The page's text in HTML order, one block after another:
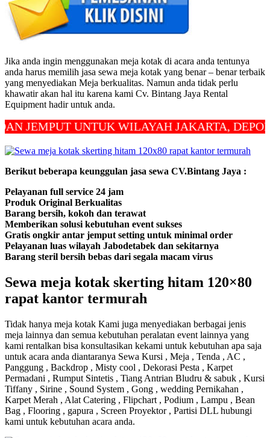
Jika anda ingin menggunakan meja kotak di acara anda tentunya
anda harus memilih jasa sewa meja kotak yang benar – benar terbaik
yang menyediakan Meja berkualitas. Namun anda tidak perlu
khawatir akan hal itu karena kami Cv. Bintang Jaya Rental
Equipment hadir untuk anda.
UNTUK WILAYAH JAKARTA, DEPOK
Berikut beberapa keunggulan jasa sewa CV.Bintang Jaya :
Pelayanan full service 24 jam
Produk Original Berkualitas
Barang bersih, kokoh dan terawat
Memberikan solusi kebutuhan event sukses
Gratis ongkir antar jemput setting untuk minimal order
Pelayanan luas wilayah Jabodetabek dan sekitarnya
Barang steril bersih bebas dari segala macam virus
Sewa meja kotak skerting hitam 120×80
rapat kantor termurah
Tidak hanya meja kotak Kami juga menyediakan berbagai jenis
meja lainnya dan semua kebutuhan peralatan event lainnya yang
kami rentalkan bisa konsultasikan kekami untuk kebutuhan apa saja
untuk acara anda diantaranya Sewa Kursi , Meja , Tenda , AC ,
Panggung , Backdrop , Misty cool , Dekorasi Pesta , Karpet
Permadani , Rumput Sintetis , Tiang Antrian Bludru & sabuk , Kursi
Tiffany , Sirine , Sound System , Gong , wedding Pernikahan ,
Karpet Merah , Alat Catering , Flipchart , Podium , Lampu , Bean
Bag , Flooring , gapura , Screen Proyektor , Partisi DLL hubungi
kami untuk kebutuhan acara anda.